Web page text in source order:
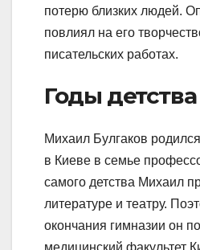
потерю близких людей.
повлиял на его
писательских работах.
Годы
Михаил Булгаков
в Киеве в семье
самого детства Михаил
литературе и театру.
окончания гимназии он